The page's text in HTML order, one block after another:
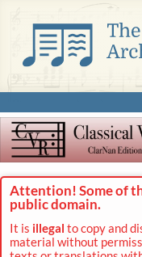
Attention! Some of
public domain.
It is illegal to copy and
material without